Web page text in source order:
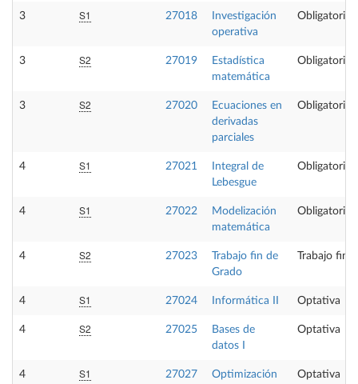
3 S1 27018
Investigación
operativa
Obligatoria
3 S2 27019
Estadística
matemática
Obligatoria
3 S2 27020
Ecuaciones en
derivadas
parciales
Obligatoria
4 S1 27021
Integral de
Lebesgue
Obligatoria
4 S1 27022
Modelización
matemática
Obligatoria
4 S2 27023
Trabajo fin de
Grado
Trabajo fin
4 S1 27024 Informática II Optativa
4 S2 27025
Bases de
datos I
Optativa
4 S1 27027
Optimización
Optativa